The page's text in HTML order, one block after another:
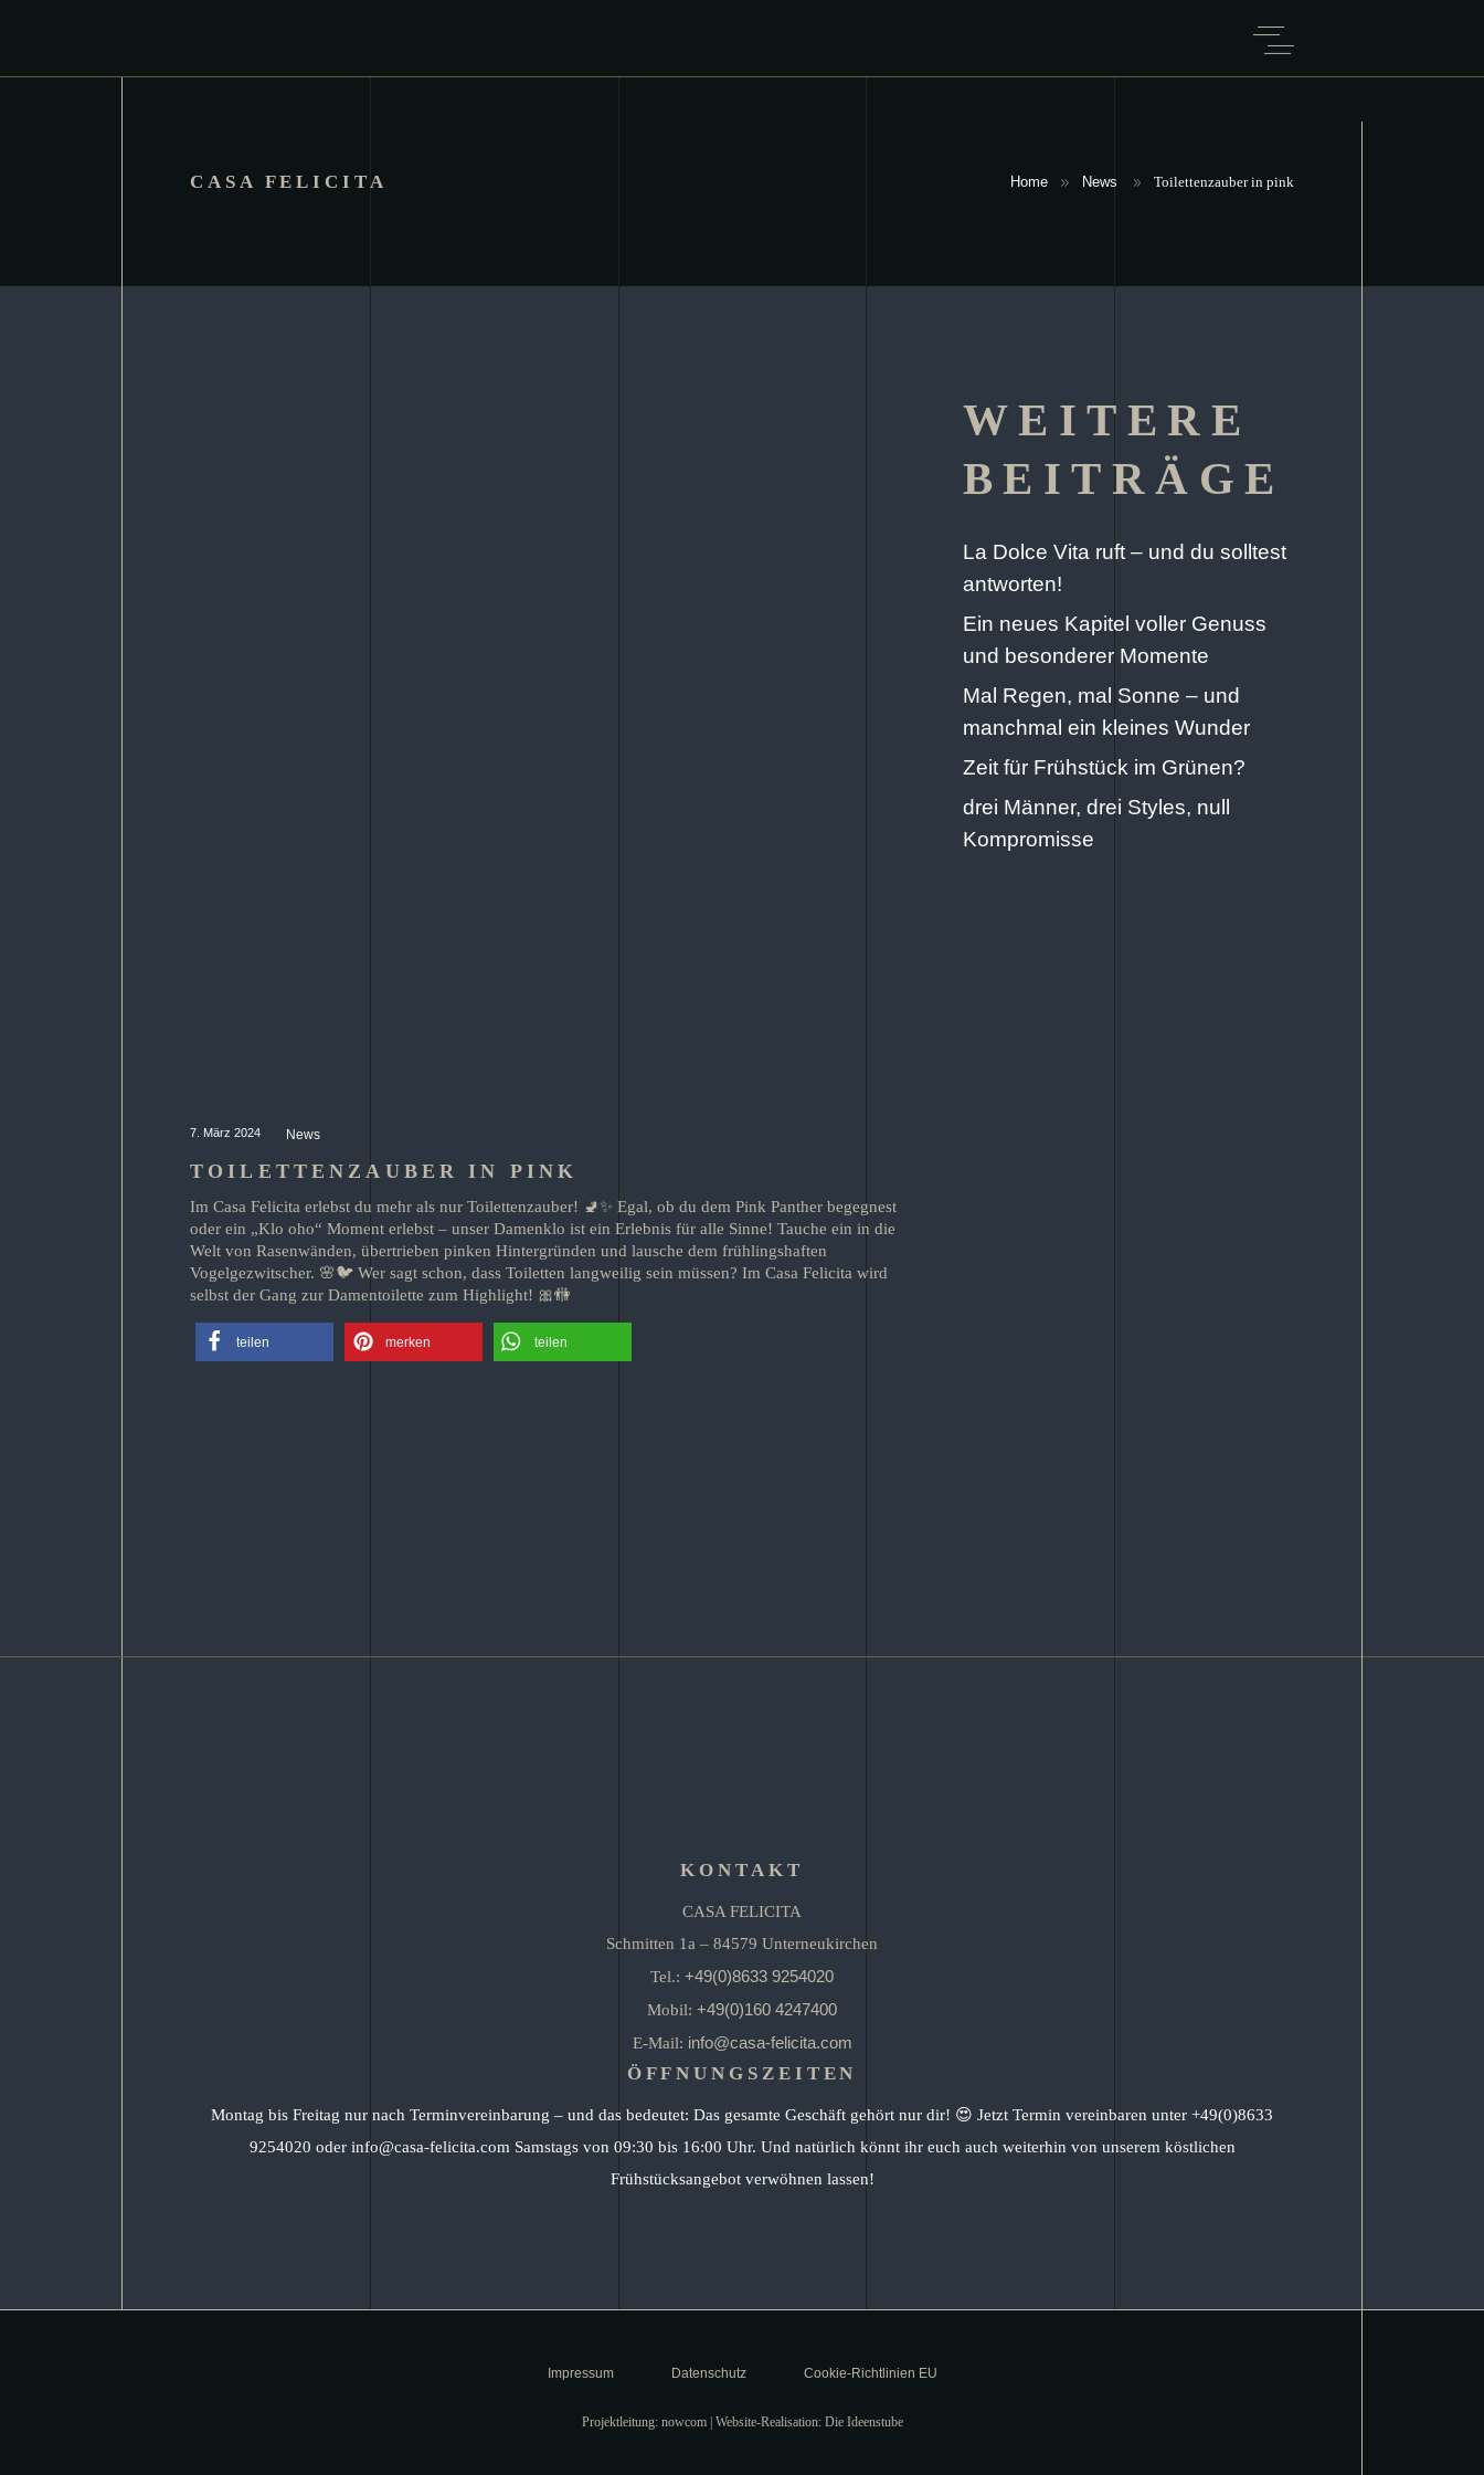
CASA FELICITA Home News Toilettenzauber in pink
7. März 2024 News
TOILETTENZAUBER IN PINK
Im Casa Felicita erlebst du mehr als nur Toilettenzauber! 🚽✨ Egal, ob du dem Pink Panther begegnest
oder ein „Klo oho“ Moment erlebst – unser Damenklo ist ein Erlebnis für alle Sinne! Tauche ein in die
Welt von Rasenwänden, übertrieben pinken Hintergründen und lausche dem frühlingshaften
Vogelgezwitscher. 🌸🐦 Wer sagt schon, dass Toiletten langweilig sein müssen? Im Casa Felicita wird
selbst der Gang zur Damentoilette zum Highlight! 🎀🚻
teilen merken teilen
WEITERE
BEITRÄGE
La Dolce Vita ruft – und du solltest
antworten!
Ein neues Kapitel voller Genuss
und besonderer Momente
Mal Regen, mal Sonne – und
manchmal ein kleines Wunder
Zeit für Frühstück im Grünen?
drei Männer, drei Styles, null
Kompromisse
KONTAKT
CASA FELICITA
Schmitten 1a – 84579 Unterneukirchen
Tel.: +49(0)8633 9254020
Mobil: +49(0)160 4247400
E-Mail: info@casa-felicita.com
ÖFFNUNGSZEITEN
Montag bis Freitag nur nach Terminvereinbarung – und das bedeutet: Das gesamte Geschäft gehört nur dir! 😍 Jetzt Termin vereinbaren unter +49(0)8633
9254020 oder info@casa-felicita.com Samstags von 09:30 bis 16:00 Uhr. Und natürlich könnt ihr euch auch weiterhin von unserem köstlichen
Frühstücksangebot verwöhnen lassen!
Impressum Datenschutz Cookie-Richtlinien EU
Projektleitung: nowcom | Website-Realisation: Die Ideenstube